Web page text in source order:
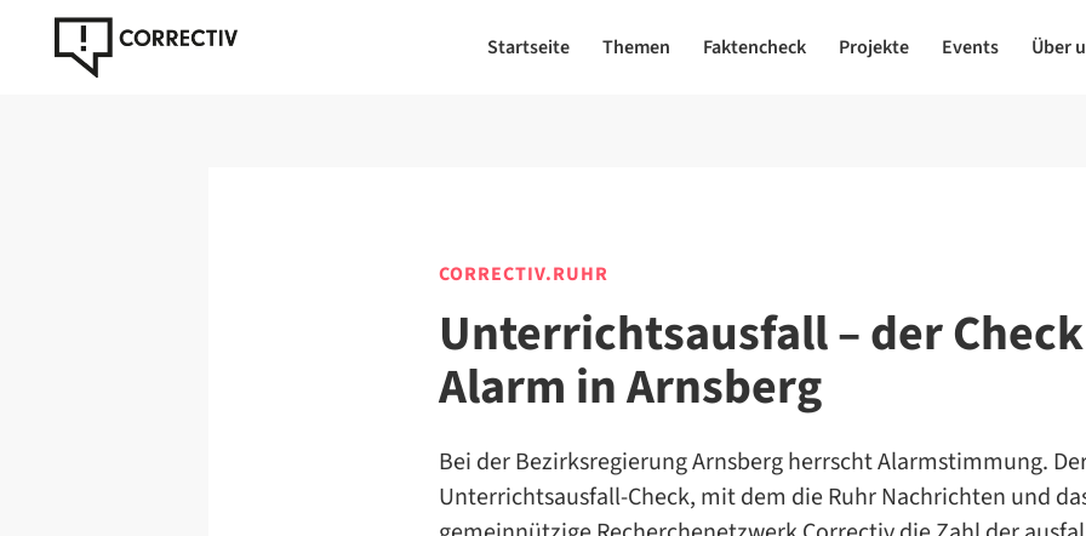
Startseite Themen Faktencheck Projekte Events Über
CORRECTIV.RUHR
Unterrichtsausfall – der
Alarm in Arnsberg
Bei der Bezirksregierung Arnsberg herrscht Alarmstimmung.
Unterrichtsausfall-Check, mit dem die Ruhr Nachrichten und